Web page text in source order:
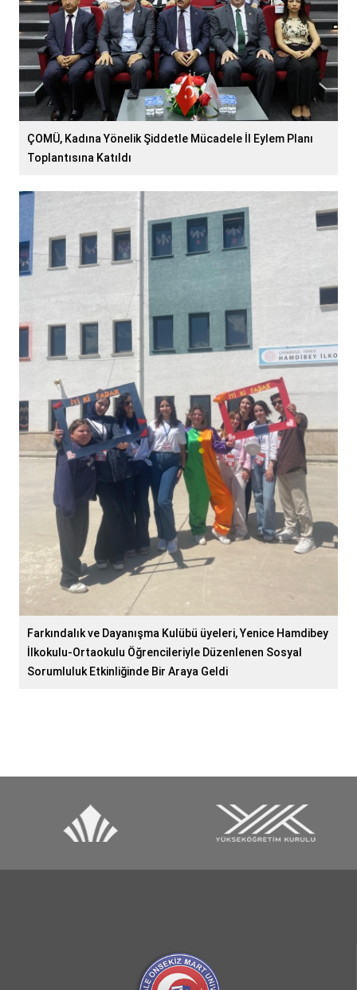
ÇOMÜ, Kadına Yönelik Şiddetle Mücadele İl Eylem Planı
Toplantısına Katıldı
Farkındalık ve Dayanışma Kulübü üyeleri, Yenice Hamdibey
İlkokulu-Ortaokulu Öğrencileriyle Düzenlenen Sosyal
Sorumluluk Etkinliğinde Bir Araya Geldi